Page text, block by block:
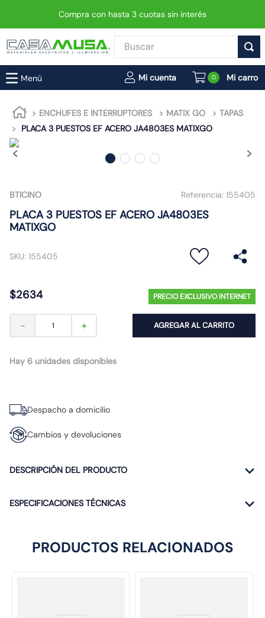
Compra con hasta 3 cuotas sin interés
Buscar
0
ENCHUFES E INTERRUPTORES MATIX GO
TAPAS
PLACA 3 PUESTOS EF ACERO JA4803ES MATIXGO
BTICINO Referencia: 155405
PLACA 3 PUESTOS EF ACERO JA4803ES
MATIXGO
SKU: 155405
$2634 PRECIO EXCLUSIVO INTERNET
＋
－ AGREGAR AL CARRITO
Hay 6 unidades disponibles
Despacho a domicilio
Cambios y devoluciones
DESCRIPCIÓN DEL PRODUCTO
ESPECIFICACIONES TÉCNICAS
PRODUCTOS RELACIONADOS
TÉRMINOS MÁS BUSCADOS
1.
enchufe
2.
interruptor
3.
luminaria vial led neo
foco led
7.
ampolleta
proyector led